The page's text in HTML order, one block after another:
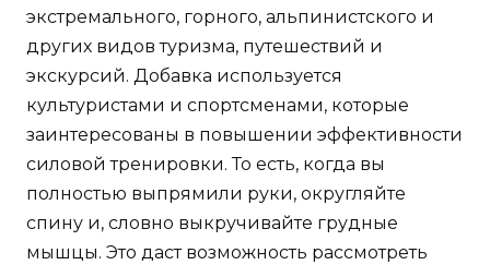
экстремального, горного, альпинистского и
других видов туризма, путешествий и
экскурсий. Добавка используется
культуристами и спортсменами, которые
заинтересованы в повышении эффективности
силовой тренировки. То есть, когда вы
полностью выпрямили руки, округляйте
спину и, словно выкручивайте грудные
мышцы. Это даст возможность рассмотреть